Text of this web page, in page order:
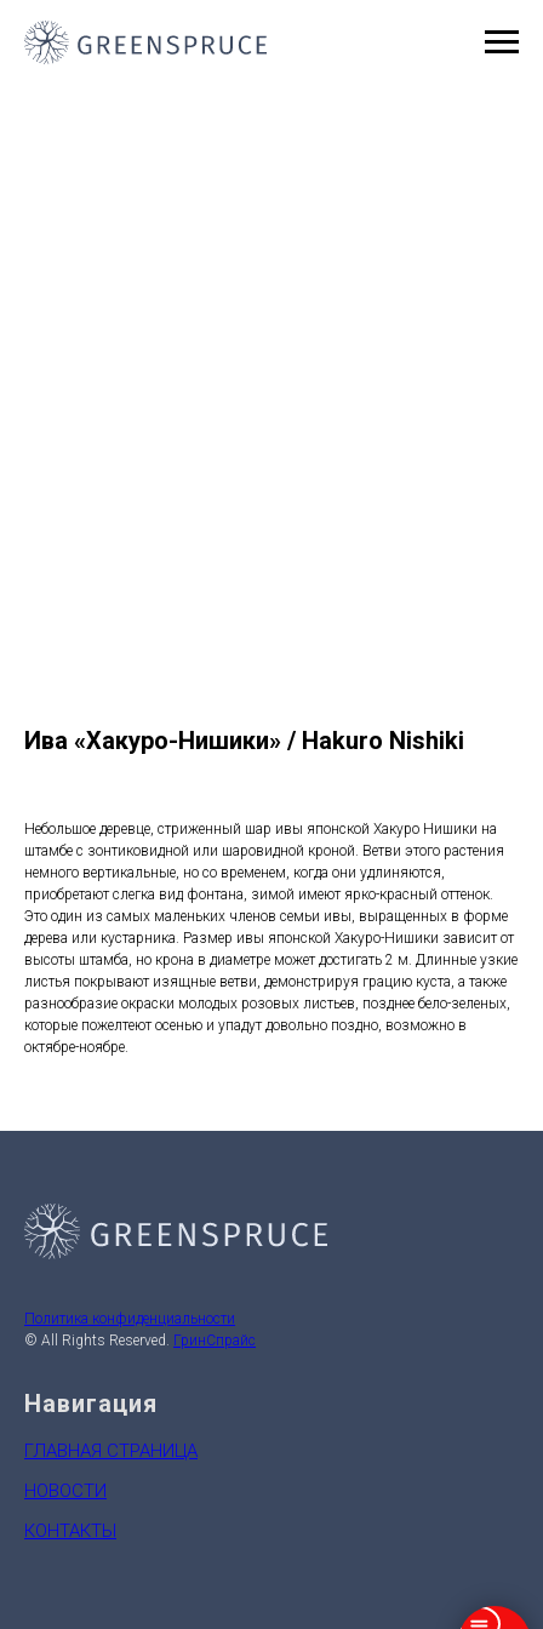
Ива «Хакуро-Нишики» / Hakuro Nishiki
Небольшое деревце, стриженный шар ивы японской Хакуро Нишики на
штамбе с зонтиковидной или шаровидной кроной. Ветви этого растения
немного вертикальные, но со временем, когда они удлиняются,
приобретают слегка вид фонтана, зимой имеют ярко-красный оттенок.
Это один из самых маленьких членов семьи ивы, выращенных в форме
дерева или кустарника. Размер ивы японской Хакуро-Нишики зависит от
высоты штамба, но крона в диаметре может достигать 2 м. Длинные узкие
листья покрывают изящные ветви, демонстрируя грацию куста, а также
разнообразие окраски молодых розовых листьев, позднее бело-зеленых,
которые пожелтеют осенью и упадут довольно поздно, возможно в
октябре-ноябре.
Политика конфиденциальности
© All Rights Reserved. ГринСпрайс
Навигация
ГЛАВНАЯ СТРАНИЦА
НОВОСТИ
КОНТАКТЫ